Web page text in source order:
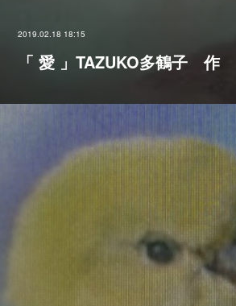
2019.02.18 18:15
「 愛 」TAZUKO多鶴子 作